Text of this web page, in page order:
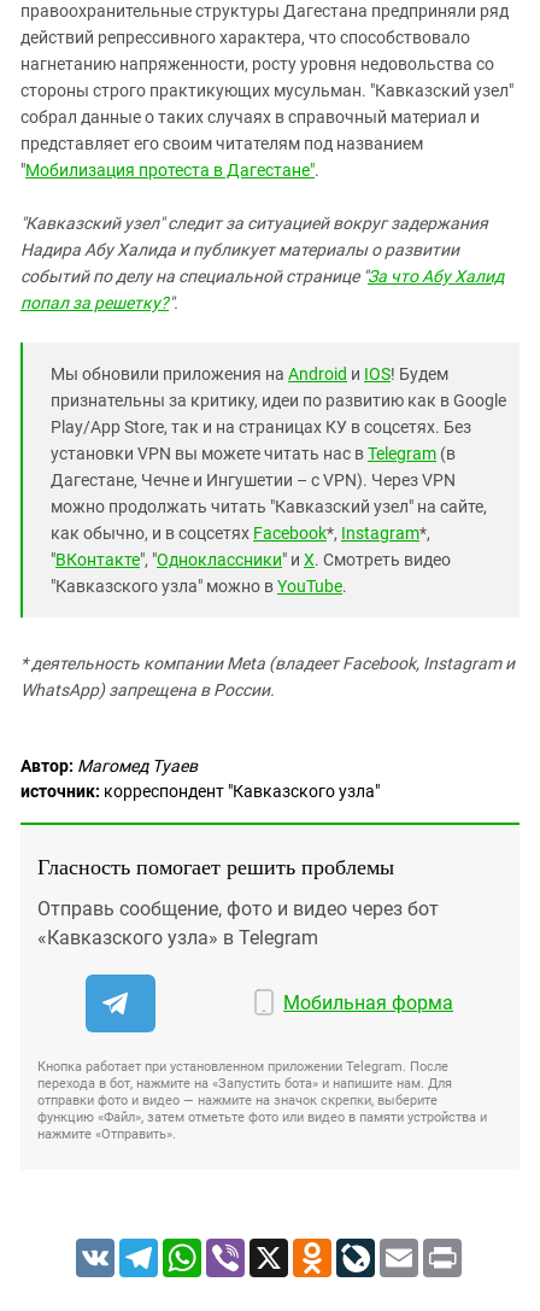
правоохранительные структуры Дагестана предприняли ряд
действий репрессивного характера, что способствовало
нагнетанию напряженности, росту уровня недовольства со
стороны строго практикующих мусульман. "Кавказский узел"
собрал данные о таких случаях в справочный материал и
представляет его своим читателям под названием
"Мобилизация протеста в Дагестане".
"Кавказский узел" следит за ситуацией вокруг задержания
Надира Абу Халида и публикует материалы о развитии
событий по делу на специальной странице "За что Абу Халид
попал за решетку?".
Мы обновили приложения на Android и IOS! Будем
признательны за критику, идеи по развитию как в Google
Play/App Store, так и на страницах КУ в соцсетях. Без
установки VPN вы можете читать нас вTelegram (в
Дагестане, Чечне и Ингушетии – с VPN). Через VPN
можно продолжать читать "Кавказский узел" на сайте,
как обычно, и в соцсетях Facebook*, Instagram*,
"ВКонтакте", "Одноклассники" и X. Смотреть видео
"Кавказского узла" можно вYouTube.
* деятельность компании Meta (владеет Facebook, Instagram и
WhatsApp) запрещена в России.
Автор: Магомед Туаев
источник: корреспондент "Кавказского узла"
Гласность помогает решить проблемы
Отправь сообщение, фото и видео через бот
«Кавказского узла» в Telegram
Мобильная форма
Кнопка работает при установленном приложении Telegram. После
перехода в бот, нажмите на «Запустить бота» и напишите нам. Для
отправки фото и видео — нажмите на значок скрепки, выберите
функцию «Файл», затем отметьте фото или видео в памяти устройства и
нажмите «Отправить».
VK TelegramWhatsApp
Viber X Odnoklassniki
LiveJournal
Email Print